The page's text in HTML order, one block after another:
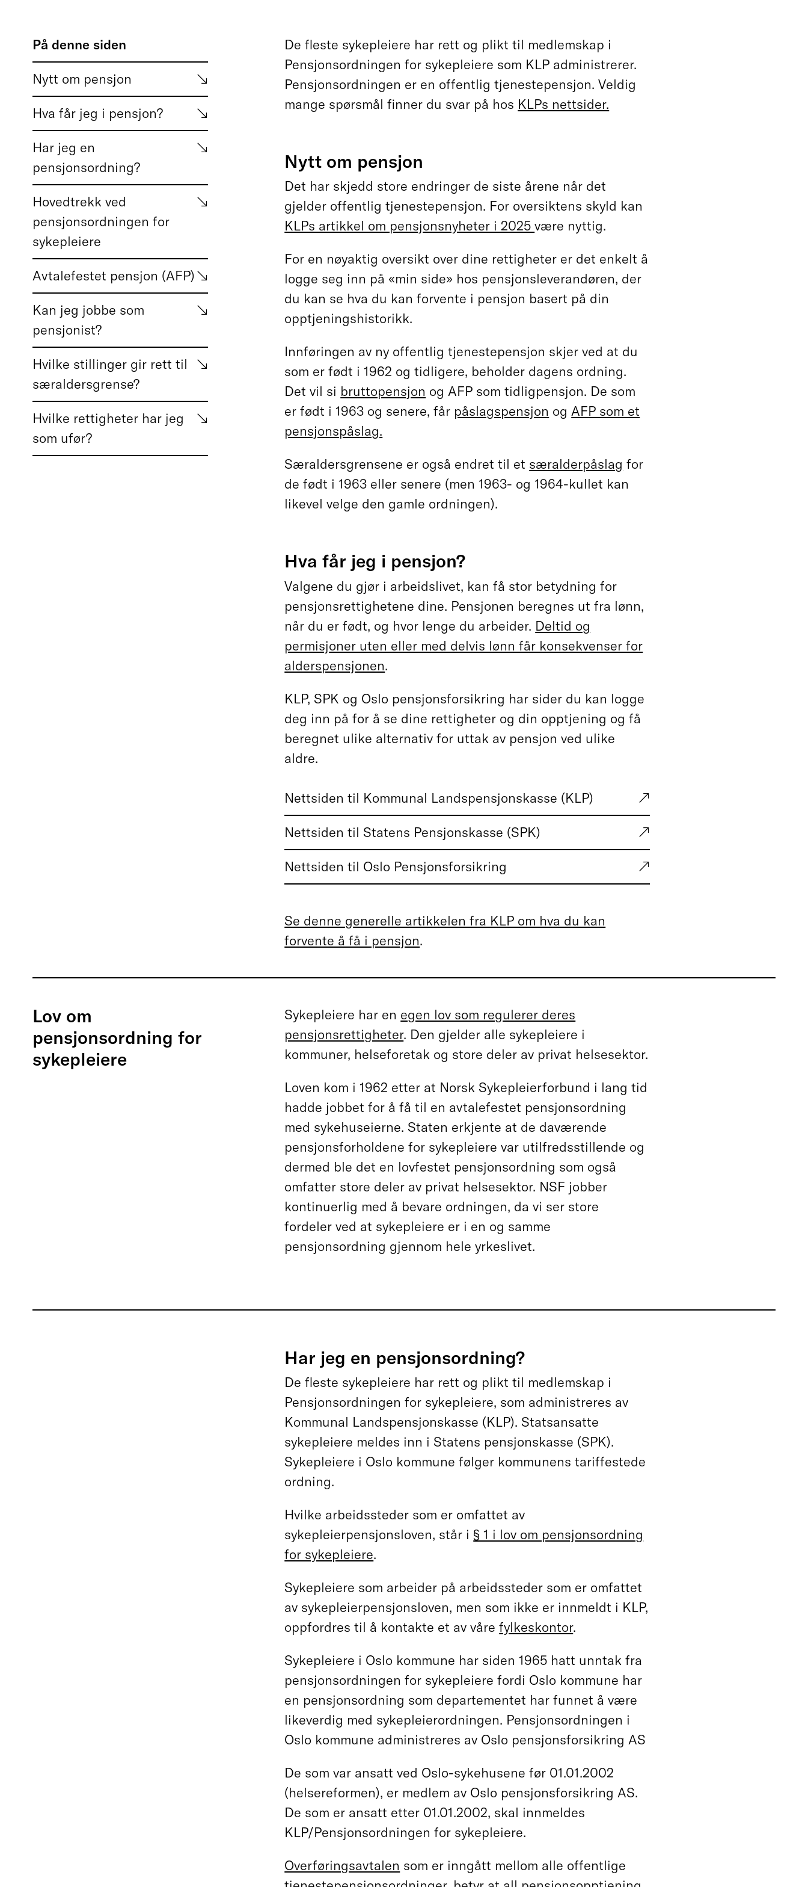
På denne siden
Nytt om pensjon
Hva får jeg i pensjon?
Har jeg en
pensjonsordning?
Hovedtrekk ved
pensjonsordningen for
sykepleiere
Avtalefestet pensjon (AFP)
Kan jeg jobbe som
pensjonist?
Hvilke stillinger gir rett til
særaldersgrense?
Hvilke rettigheter har jeg
som ufør?
De fleste sykepleiere har rett og plikt til medlemskap i
Pensjonsordningen for sykepleiere som KLP administrerer.
Pensjonsordningen er en offentlig tjenestepensjon. Veldig
mange spørsmål finner du svar på hos KLPs nettsider.
Nytt om pensjon
Det har skjedd store endringer de siste årene når det
gjelder offentlig tjenestepensjon. For oversiktens skyld kan
KLPs artikkel om pensjonsnyheter i 2025være nyttig.
For en nøyaktig oversikt over dine rettigheter er det enkelt å
logge seg inn på «min side» hos pensjonsleverandøren, der
du kan se hva du kan forvente i pensjon basert på din
opptjeningshistorikk.
Innføringen av ny offentlig tjenestepensjon skjer ved at du
som er født i 1962 og tidligere, beholder dagens ordning.
Det vil si bruttopensjon og AFP som tidligpensjon. De som
er født i 1963 og senere, får påslagspensjon ogAFP som et
pensjonspåslag.
Særaldersgrensene er også endret til et særalderpåslag for
de født i 1963 eller senere (men 1963- og 1964-kullet kan
likevel velge den gamle ordningen).
Hva får jeg i pensjon?
Valgene du gjør i arbeidslivet, kan få stor betydning for
pensjonsrettighetene dine. Pensjonen beregnes ut fra lønn,
når du er født, og hvor lenge du arbeider. Deltid og
permisjoner uten eller med delvis lønn får konsekvenser for
alderspensjonen.
KLP, SPK og Oslo pensjonsforsikring har sider du kan logge
deg inn på for å se dine rettigheter og din opptjening og få
beregnet ulike alternativ for uttak av pensjon ved ulike
aldre.
Nettsiden til Kommunal Landspensjonskasse (KLP)
Nettsiden til Statens Pensjonskasse (SPK)
Nettsiden til Oslo Pensjonsforsikring
Se denne generelle artikkelen fra KLP om hva du kan
forvente å få i pensjon.
Lov om
pensjonsordning for
sykepleiere
Sykepleiere har en egen lov som regulerer deres
pensjonsrettigheter. Den gjelder alle sykepleiere i
kommuner, helseforetak og store deler av privat helsesektor.
Loven kom i 1962 etter at Norsk Sykepleierforbund i lang tid
hadde jobbet for å få til en avtalefestet pensjonsordning
med sykehuseierne. Staten erkjente at de daværende
pensjonsforholdene for sykepleiere var utilfredsstillende og
dermed ble det en lovfestet pensjonsordning som også
omfatter store deler av privat helsesektor. NSF jobber
kontinuerlig med å bevare ordningen, da vi ser store
fordeler ved at sykepleiere er i en og samme
pensjonsordning gjennom hele yrkeslivet.
Har jeg en pensjonsordning?
De fleste sykepleiere har rett og plikt til medlemskap i
Pensjonsordningen for sykepleiere, som administreres av
Kommunal Landspensjonskasse (KLP). Statsansatte
sykepleiere meldes inn i Statens pensjonskasse (SPK).
Sykepleiere i Oslo kommune følger kommunens tariffestede
ordning.
Hvilke arbeidssteder som er omfattet av
sykepleierpensjonsloven, står i § 1 i lov om pensjonsordning
for sykepleiere.
Sykepleiere som arbeider på arbeidssteder som er omfattet
av sykepleierpensjonsloven, men som ikke er innmeldt i KLP,
oppfordres til å kontakte et av vårefylkeskontor.
Sykepleiere i Oslo kommune har siden 1965 hatt unntak fra
pensjonsordningen for sykepleiere fordi Oslo kommune har
en pensjonsordning som departementet har funnet å være
likeverdig med sykepleierordningen. Pensjonsordningen i
Oslo kommune administreres av Oslo pensjonsforsikring AS
De som var ansatt ved Oslo-sykehusene før 01.01.2002
(helsereformen), er medlem av Oslo pensjonsforsikring AS.
De som er ansatt etter 01.01.2002, skal innmeldes
KLP/Pensjonsordningen for sykepleiere.
Overføringsavtalen som er inngått mellom alle offentlige